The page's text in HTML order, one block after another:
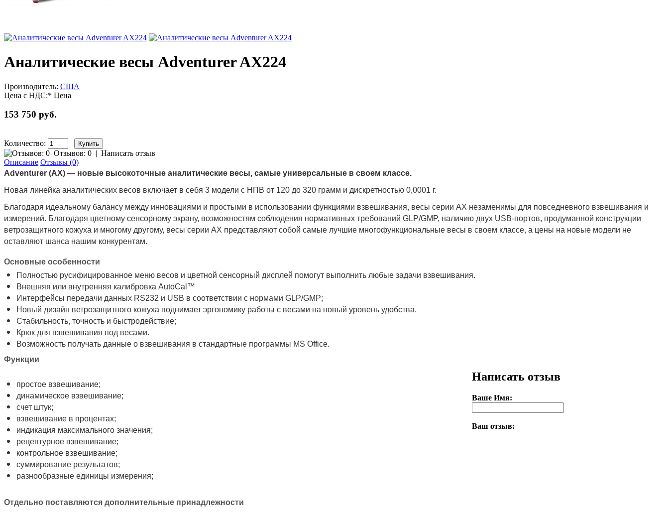
Аналитические весы Adventurer AX224
Производитель: США
Цена с НДС:* Цена
153 750 руб.
Количество:
Отзывов: 0 | Написать отзыв
Описание Отзывы (0)
Adventurer (AX) — новые высокоточные аналитические весы, самые универсальные в своем классе.
Новая линейка аналитических весов включает в себя 3 модели с НПВ от 120 до 320 грамм и дискретностью 0,0001 г.
Благодаря идеальному балансу между инновациями и простыми в использовании функциями взвешивания, весы серии АХ незаменимы для повседневного взвешивания и
измерений. Благодаря цветному сенсорному экрану, возможностям соблюдения нормативных требований GLP/GMP, наличию двух USB-портов, продуманной конструкции
ветрозащитного кожуха и многому другому, весы серии АХ представляют собой самые лучшие многофункциональные весы в своем классе, а цены на новые модели не
оставляют шанса нашим конкурентам.
Основные особенности
Полностью русифицированное меню весов и цветной сенсорный дисплей помогут выполнить любые задачи взвешивания.
Внешняя или внутренняя калибровка AutoCal™
Интерфейсы передачи данных RS232 и USB в соответствии с нормами GLP/GMP;
Новый дизайн ветрозащитного кожуха поднимает эргономику работы с весами на новый уровень удобства.
Стабильность, точность и быстродействие;
Крюк для взвешивания под весами.
Возможность получать данные о взвешивания в стандартные программы MS Office.
Функции
простое взвешивание;
динамическое взвешивание;
счет штук;
взвешивание в процентах;
индикация максимального значения;
рецептурное взвешивание;
контрольное взвешивание;
суммирование результатов;
разнообразные единицы измерения;
Отдельно поставляются дополнительные принадлежности
Написать отзыв
Ваше Имя:
Ваш отзыв: